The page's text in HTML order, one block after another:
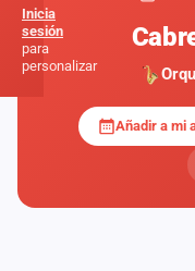
Añadir a mi
Inicia
sesión
para
personalizar